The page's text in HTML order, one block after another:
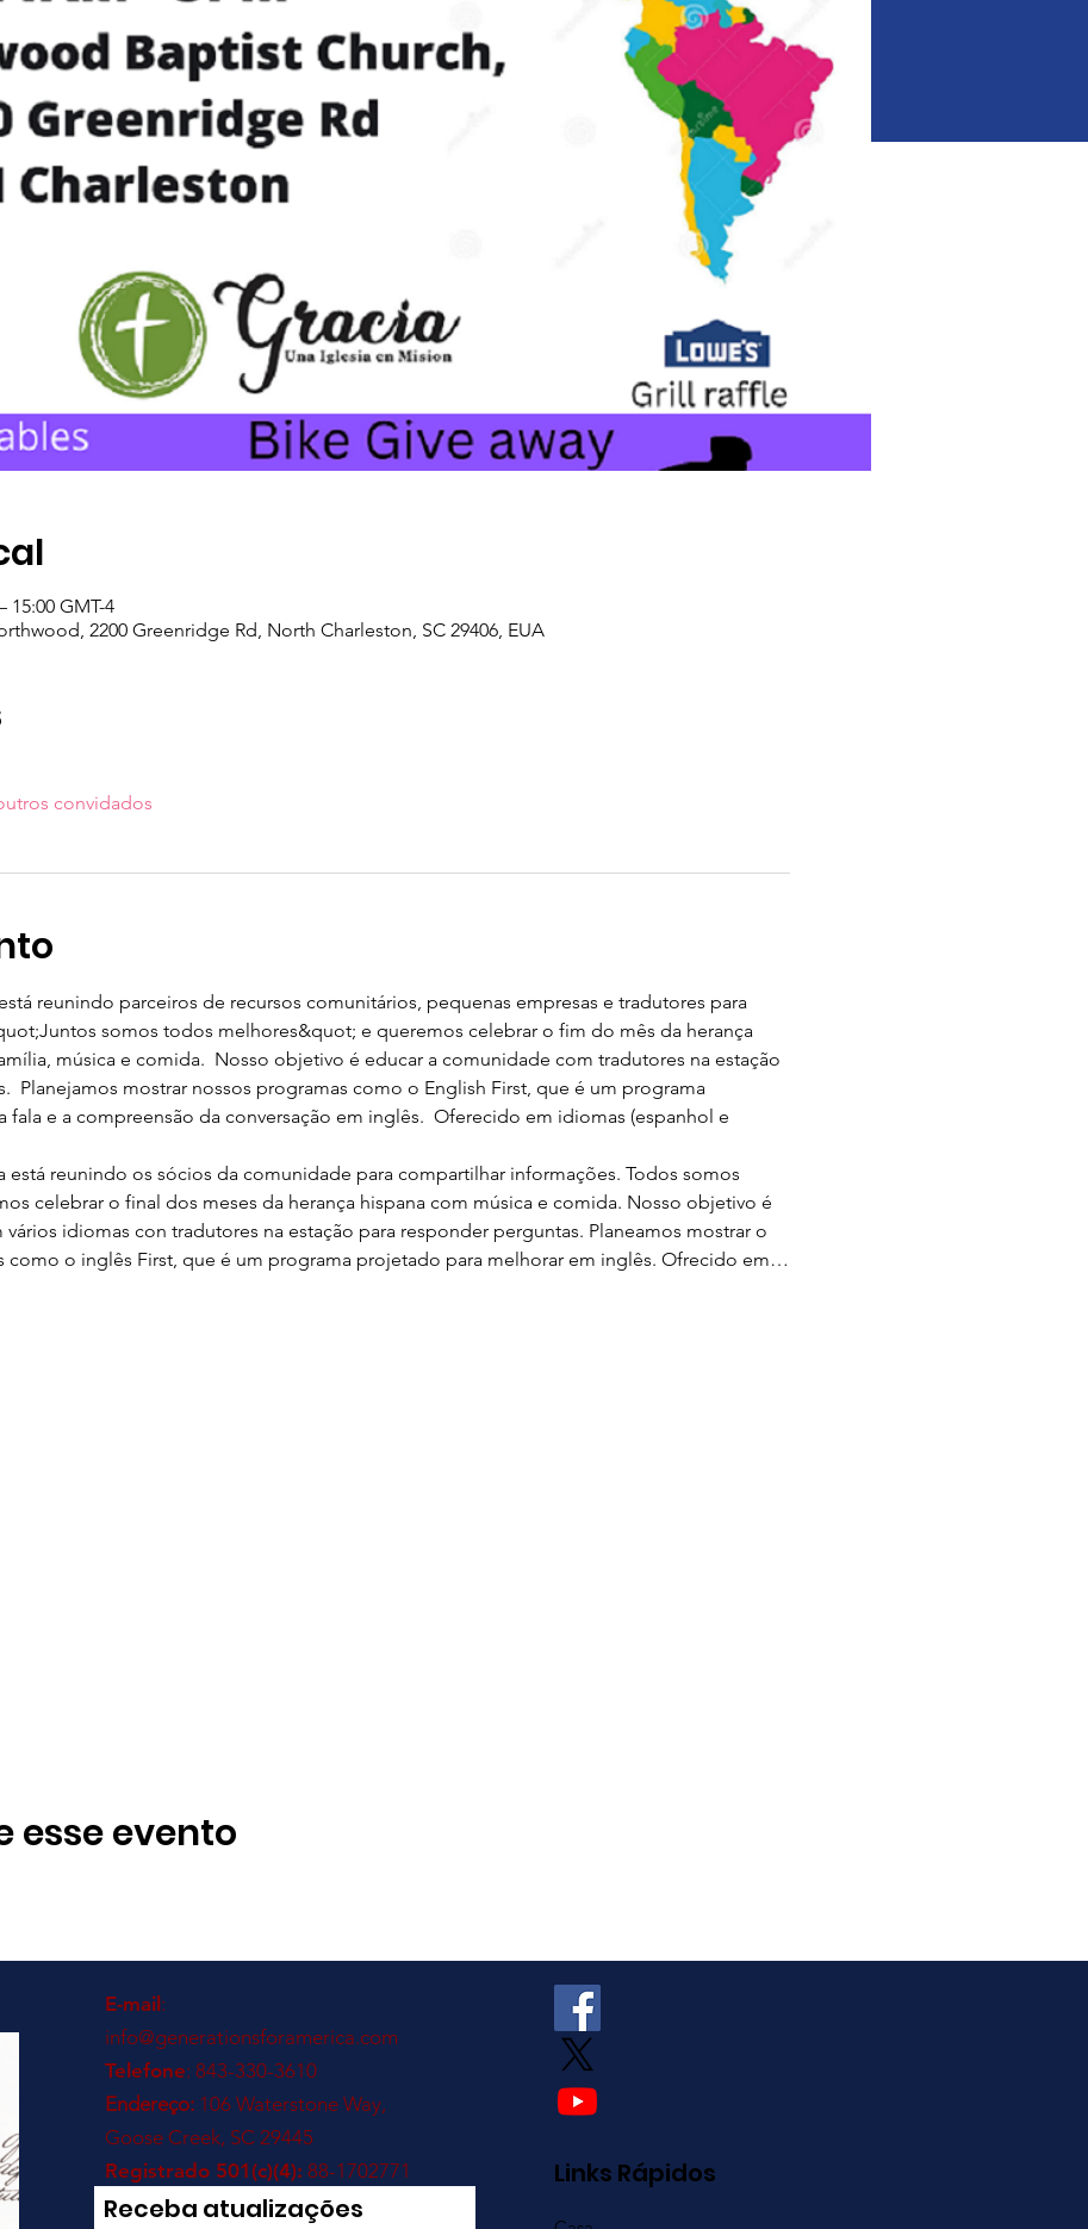
15:00 GMT-4
2200 Greenridge Rd, North Charleston, SC 29406, EUA
convidados
reunindo parceiros de recursos comunitários, pequenas empresas e tradutores para
somos todos melhores&quot; e queremos celebrar o fim do mês da herança
música e comida.  Nosso objetivo é educar a comunidade com tradutores na estação
Planejamos mostrar nossos programas como o English First, que é um programa
fala e a compreensão da conversação em inglês.  Oferecido em idiomas (espanhol e
está reunindo os sócios da comunidade para compartilhar informações. Todos somos
celebrar o final dos meses da herança hispana com música e comida. Nosso objetivo é
idiomas con tradutores na estação para responder perguntas. Planeamos mostrar o
como o inglês First, que é um programa projetado para melhorar em inglês. Ofrecido em…
esse evento
E-mail :
info@generationsforamerica.com
Telefone: 843-330-3610
Endereço: 106 Waterstone Way,
Goose Creek, SC 29445
Registrado 501(c)(4): 88-1702771
Receba atualizações
Links Rápidos